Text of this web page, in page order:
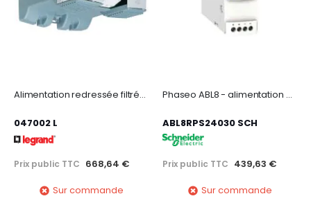
Alimentation redressée filtrée monophasée entrée 230-400V~ sortie 12V= -30W-2,5A
047002 L
Prix public TTC 668,64 €
Sur commande
Phaseo ABL8 - alimentation à découpage - 3A - 100 à 240Vca mono/biphasé - 24Vcc
ABL8RPS24030 SCH
Prix public TTC 439,63 €
Sur commande